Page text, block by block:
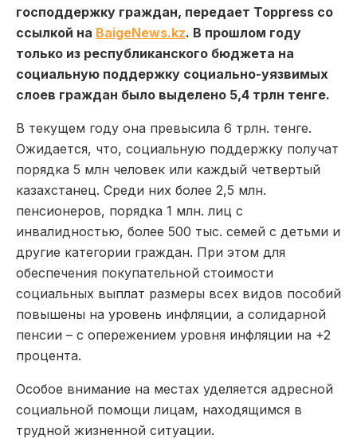
господдержку граждан, передает Toppress со
ссылкой на BaigeNews.kz. В прошлом году
только из республиканского бюджета на
социальную поддержку социально-уязвимых
слоев граждан было выделено 5,4 трлн тенге.
В текущем году она превысила 6 трлн. тенге.
Ожидается, что, социальную поддержку получат
порядка 5 млн человек или каждый четвертый
казахстанец. Среди них более 2,5 млн.
пенсионеров, порядка 1 млн. лиц с
инвалидностью, более 500 тыс. семей с детьми и
другие категории граждан. При этом для
обеспечения покупательной стоимости
социальных выплат размеры всех видов пособий
повышены на уровень инфляции, а солидарной
пенсии – с опережением уровня инфляции на +2
процента.
Особое внимание на местах уделяется адресной
социальной помощи лицам, находящимся в
трудной жизненной ситуации.